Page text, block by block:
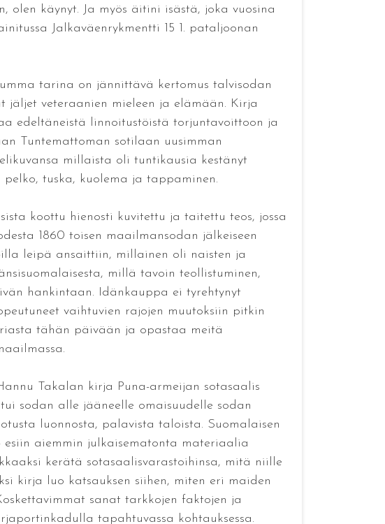
käynyt. Ja myös äitini isästä, joka vuosina
Jalkaväenrykmentti 15 1. pataljoonan
tarina on jännittävä kertomus talvisodan
jäljet veteraanien mieleen ja elämään. Kirja
edeltäneistä linnoitustöistä torjuntavoittoon ja
Tuntemattoman sotilaan uusimman
millaista oli tuntikausia kestänyt
tuska, kuolema ja tappaminen.
koottu hienosti kuvitettu ja taitettu teos, jossa
1860 toisen maailmansodan jälkeiseen
leipä ansaittiin, millainen oli naisten ja
millä tavoin teollistuminen,
hankintaan. Idänkauppa ei tyrehtynyt
vaihtuvien rajojen muutoksiin pitkin
tähän päivään ja opastaa meitä
Takalan kirja Puna-armeijan sotasaalis
sodan alle jääneelle omaisuudelle sodan
luonnosta, palavista taloista. Suomalaisen
esiin aiemmin julkaisematonta materiaalia
kerätä sotasaalisvarastoihinsa, mitä niille
kirja luo katsauksen siihen, miten eri maiden
sanat tarkkojen faktojen ja
tapahtuvassa kohtauksessa.